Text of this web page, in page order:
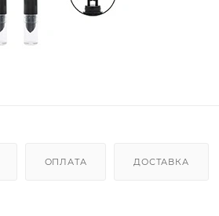
ОПЛАТА ДОСТАВКА